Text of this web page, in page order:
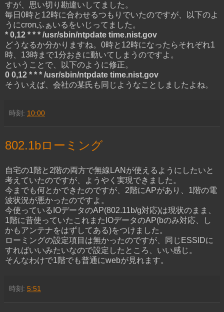
すが、思い切り勘違いしてました。
毎日0時と12時に合わせるつもりでいたのですが、以下のよ
うにcronふぁいるをいじってました。
* 0,12 * * * /usr/sbin/ntpdate time.nist.gov
どうなるか分かりますね。0時と12時になったらそれぞれ1
時、13時まで1分おきに動いてしまうのですよ。
ということで、以下のように修正。
0 0,12 * * * /usr/sbin/ntpdate time.nist.gov
そういえば、会社の某氏も同じようなことしましたよね。
時刻: 10:00
802.1bローミング
自宅の1階と2階の両方で無線LANが使えるようにしたいと
考えていたのですが、ようやく実現できました。
今までも何とかできたのですが、2階にAPがあり、1階の電
波状況が悪かったのですよ。
今使っているIOデータのAP(802.11b/g対応)は現状のまま、
1階に昔使っていたこれまたIOデータのAP(bのみ対応、し
かもアンテナをはずしてある)をつけました。
ローミングの設定項目は無かったのですが、同じESSIDに
すればいいみたいなので設定したところ、いい感じ。
そんなわけで1階でも普通にwebが見れます。
時刻: 5:51